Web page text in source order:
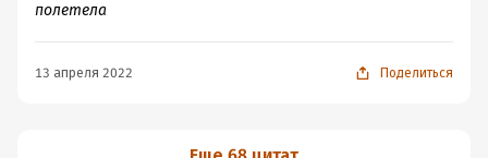
полетела
13 апреля 2022 Поделиться